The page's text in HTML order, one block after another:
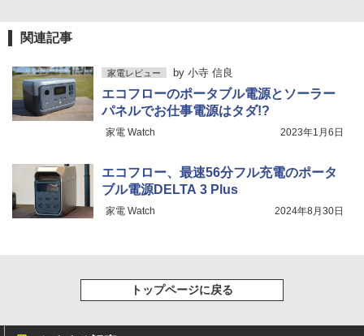
関連記事
家電レビュー by 小寺 信良
エコフローのポータブル電源とソーラー
パネルでお仕事電源はタダ!?
家電 Watch 2023年1月6日
エコフロー、最速56分フル充電のポータ
ブル電源DELTA 3 Plus
家電 Watch 2024年8月30日
トップページに戻る